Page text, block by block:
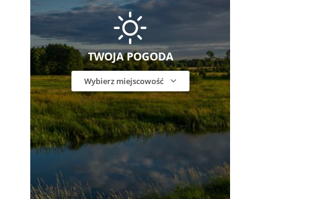
TWOJA POGODA
Wybierz miejscowość